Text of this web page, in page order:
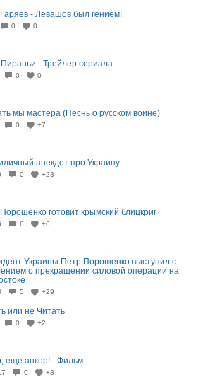
- Левашов был гением!
0 0
- Трейлер сериала
0 0
мы мастера (Песнь о русском воине)
0 +7
анекдот про Украину.
0 +23
готовит крымский блицкриг
6 +6
Украины Петр Порошенко выступил с
о прекращении силовой операции на
5 +29
или не Читать
0 +2
еще анкор! - Фильм
0 +3